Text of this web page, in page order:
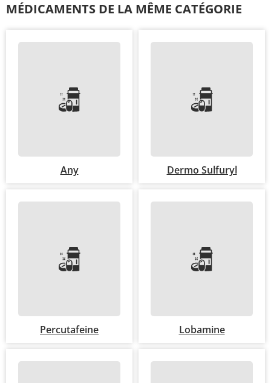
MÉDICAMENTS DE LA MÊME CATÉGORIE
Any Dermo Sulfuryl
Percutafeine Lobamine